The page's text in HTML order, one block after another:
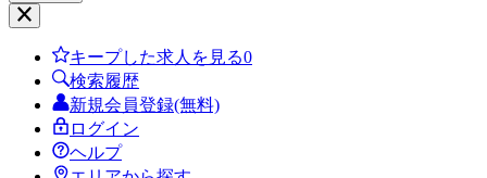
キープした求人を見る0
検索履歴
新規会員登録(無料)
ログイン
ヘルプ